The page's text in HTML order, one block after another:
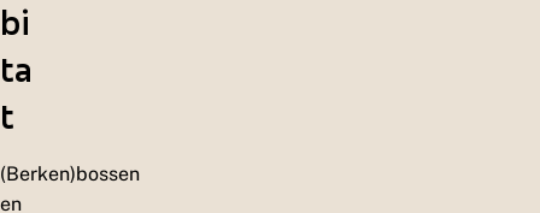
bi
ta
t
(Berken)bossen
en